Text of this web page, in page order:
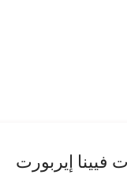
فيينا إيربورت